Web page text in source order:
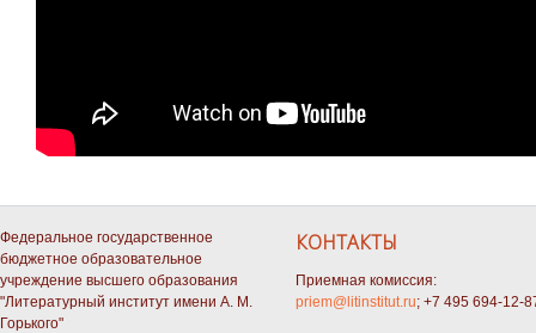
Федеральное государственное
бюджетное образовательное
учреждение высшего образования
"Литературный институт имени А. М.
Горького"
КОНТАКТЫ
Приемная комиссия:
priem@litinstitut.ru; +7 495 694-12-